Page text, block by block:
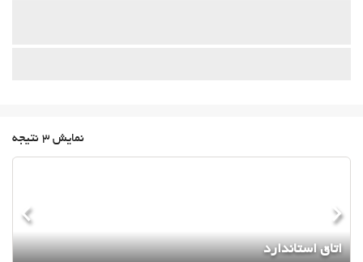
نمایش 3 نتیجه
اتاق استاندارد